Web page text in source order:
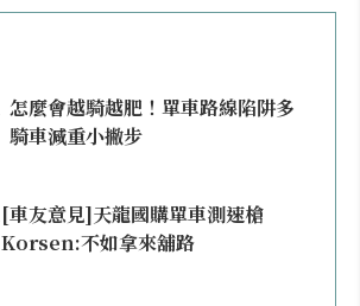
怎麼會越騎越肥！單車路線陷阱多
騎車減重小撇步
[車友意見]天龍國購單車測速槍
Korsen:不如拿來舖路